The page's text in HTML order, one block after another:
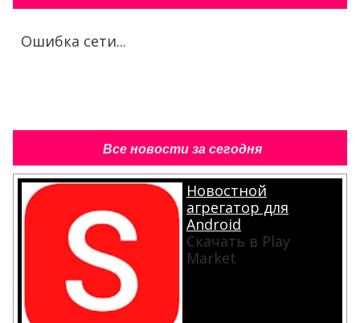
Ошибка сети...
Все новости за сегодня
Новостной
агрегатор для
Android
Скачать в Play
Market